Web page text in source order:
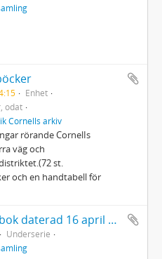
Enhet
odat
Cornells arkiv
rörande CornelIs
väg och
st.
och en handtabell för
[Anteckningsbok daterad 16 april 1902]. En del blad utskurna strax efter början.
Underserie